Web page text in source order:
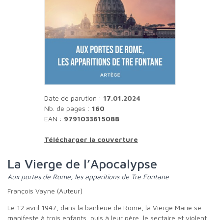
Date de parution : 17.01.2024
Nb. de pages : 160
EAN : 9791033615088
Télécharger la couverture
La Vierge de l’Apocalypse
Aux portes de Rome, les apparitions de Tre Fontane
François Vayne (Auteur)
Le 12 avril 1947, dans la banlieue de Rome, la Vierge Marie se
manifeste à trois enfants, puis à leur père, le sectaire et violent